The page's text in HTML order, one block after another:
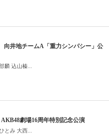
向井地チームA「重力シンパシー」公
麟 込山榛...
劇場16周年特別記念公演
とみ 大西...